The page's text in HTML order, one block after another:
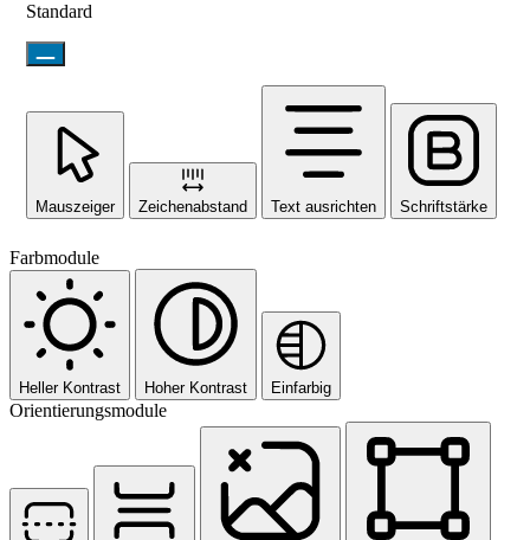
Standard
Mauszeiger Zeichenabstand Text ausrichten Schriftstärke
Farbmodule
Heller Kontrast Hoher Kontrast Einfarbig
Orientierungsmodule